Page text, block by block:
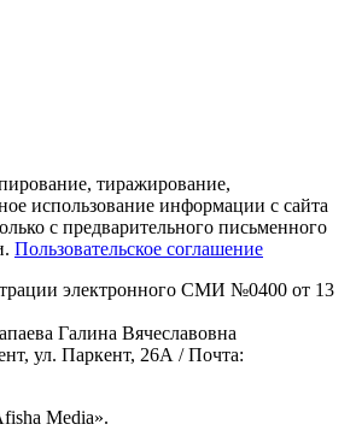
тиражирование,
использование информации с сайта
с предварительного письменного
Пользовательское соглашение
электронного СМИ №0400 от 13
Галина Вячеславовна
ул. Паркент, 26А / Почта:
Media».